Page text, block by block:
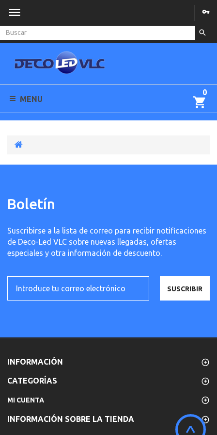
0
MENU
Boletín
Suscribirse a la lista de correo para recibir notificaciones
de Deco-Led VLC sobre nuevas llegadas, ofertas
especiales y otra información de descuento.
SUSCRIBIR
INFORMACIÓN
CATEGORÍAS
MI CUENTA
INFORMACIÓN SOBRE LA TIENDA